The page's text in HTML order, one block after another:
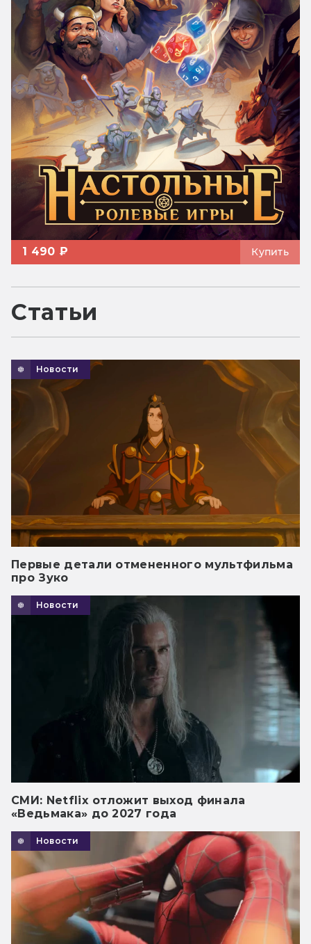
1 490 ₽ Купить
Статьи
Новости
Первые детали отмененного мультфильма
про Зуко
Новости
СМИ: Netflix отложит выход финала
«Ведьмака» до 2027 года
Новости